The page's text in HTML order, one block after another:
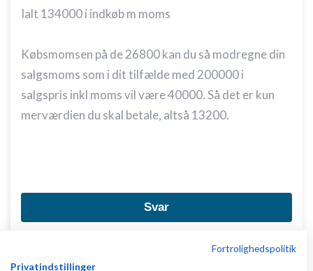
Ialt 134000 i indkøb m moms
Købsmomsen på de 26800 kan du så modregne din
salgsmoms som i dit tilfælde med 200000 i
salgspris inkl moms vil være 40000. Så det er kun
merværdien du skal betale, altså 13200.
Svar
Fortrolighedspolitik
Privatindstillinger